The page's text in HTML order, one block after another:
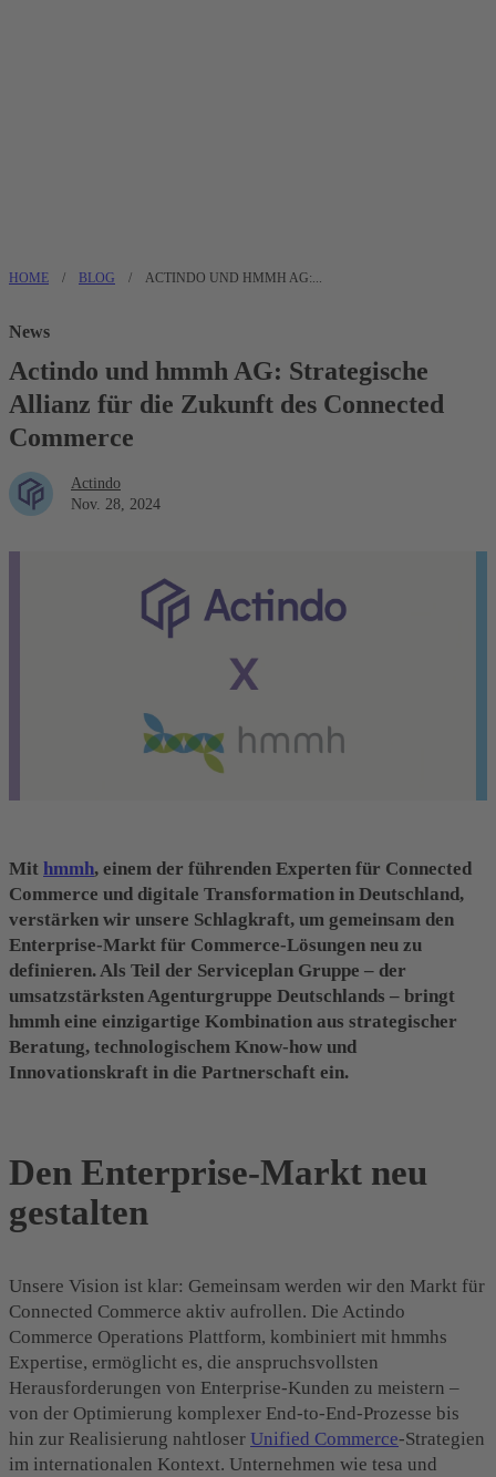
HOME / BLOG / ACTINDO UND HMMH AG:...
News
Actindo und hmmh AG: Strategische
Allianz für die Zukunft des Connected
Commerce
Actindo
Nov. 28, 2024
Mit hmmh, einem der führenden Experten für Connected
Commerce und digitale Transformation in Deutschland,
verstärken wir unsere Schlagkraft, um gemeinsam den
Enterprise-Markt für Commerce-Lösungen neu zu
definieren. Als Teil der Serviceplan Gruppe – der
umsatzstärksten Agenturgruppe Deutschlands – bringt
hmmh eine einzigartige Kombination aus strategischer
Beratung, technologischem Know-how und
Innovationskraft in die Partnerschaft ein.
Den Enterprise-Markt neu
gestalten
Unsere Vision ist klar: Gemeinsam werden wir den Markt für
Connected Commerce aktiv aufrollen. Die Actindo
Commerce Operations Plattform, kombiniert mit hmmhs
Expertise, ermöglicht es, die anspruchsvollsten
Herausforderungen von Enterprise-Kunden zu meistern –
von der Optimierung komplexer End-to-End-Prozesse bis
hin zur Realisierung nahtloser Unified Commerce-Strategien
im internationalen Kontext. Unternehmen wie tesa und